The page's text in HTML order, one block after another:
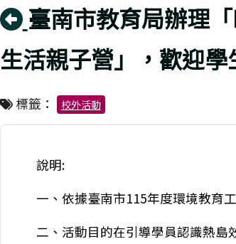
回上頁
臺南市教育局辦理
生活親子營」，歡迎
標籤： 校外活動
說明:
一、依據臺南市115年度環境教育
二、活動目的在引導學員認識熱島